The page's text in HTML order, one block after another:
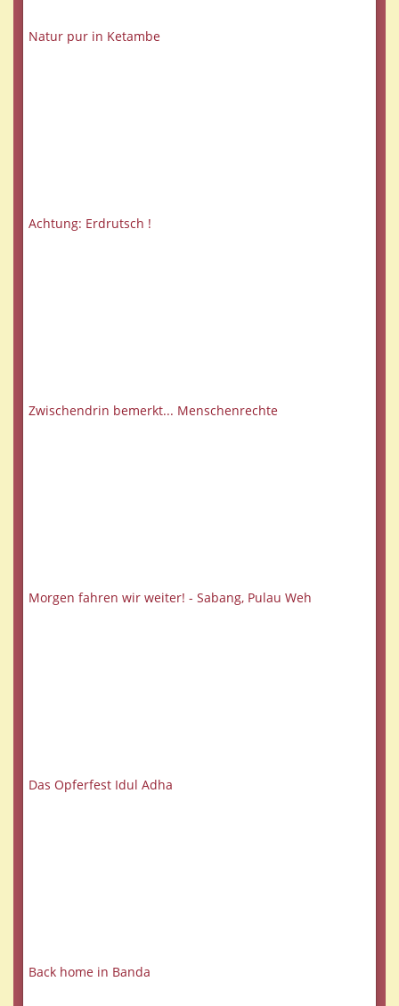
Natur pur in Ketambe
Achtung: Erdrutsch !
Zwischendrin bemerkt... Menschenrechte
Morgen fahren wir weiter! - Sabang, Pulau Weh
Das Opferfest Idul Adha
Back home in Banda